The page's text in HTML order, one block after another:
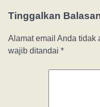
Tinggalkan
Alamat email Anda tidak
wajib ditandai *